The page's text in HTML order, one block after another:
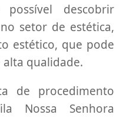
descobrir
setor de estética,
estético, que pode
alta qualidade.
de procedimento
Nossa Senhora